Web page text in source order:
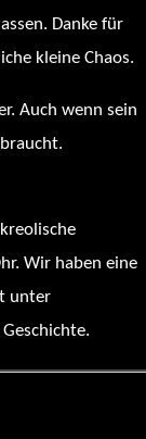
Danke für
kleine Chaos.
Auch wenn sein
Wir haben eine
unter